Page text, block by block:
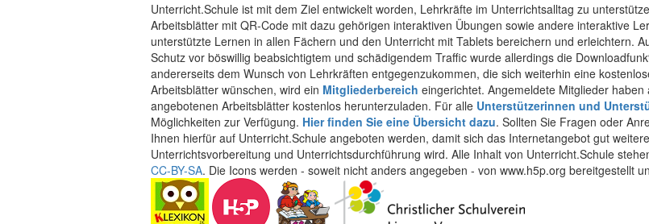
Unterricht.Schule ist mit dem Ziel entwickelt worden, Lehrkräfte im Unterrichtsalltag zu
Arbeitsblätter mit QR-Code mit dazu gehörigen interaktiven Übungen sowie andere interaktive
unterstützte Lernen in allen Fächern und den Unterricht mit Tablets bereichern und erleichtern.
Schutz vor böswillig beabsichtigtem und schädigendem Traffic wurde allerdings die
andererseits dem Wunsch von Lehrkräften entgegenzukommen, die sich weiterhin eine
Arbeitsblätter wünschen, wird ein Mitgliederbereich eingerichtet. Angemeldete Mitglieder
angebotenen Arbeitsblätter kostenlos herunterzuladen. Für alle Unterstützerinnen und
Möglichkeiten zur Verfügung. Hier finden Sie eine Übersicht dazu. Sollten Sie Fragen oder
Ihnen hierfür auf Unterricht.Schule angeboten werden, damit sich das Internetangebot gut
Unterrichtsvorbereitung und Unterrichtsdurchführung wird. Alle Inhalt von Unterricht.Schule
CC-BY-SA. Die Icons werden - soweit nicht anders angegeben - von www.h5p.org bereitgestellt